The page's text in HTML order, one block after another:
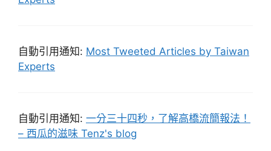
自動引用通知: Most Tweeted Articles by Taiwan
Experts
自動引用通知: 一分三十四秒，了解高橋流簡報法！
– 西瓜的滋味 Tenz's blog